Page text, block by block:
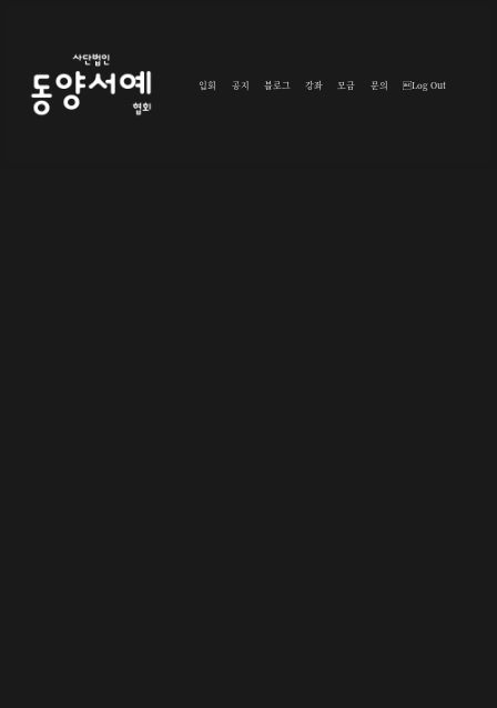
입회 공지 블로그 강좌 모금 문의 Log Out